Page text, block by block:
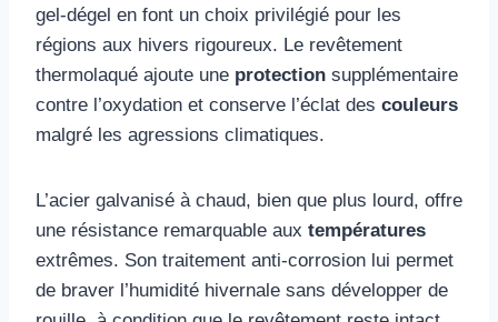
gel-dégel en font un choix privilégié pour les
régions aux hivers rigoureux. Le revêtement
thermolaqué ajoute une protection supplémentaire
contre l’oxydation et conserve l’éclat des couleurs
malgré les agressions climatiques.
L’acier galvanisé à chaud, bien que plus lourd, offre
une résistance remarquable aux températures
extrêmes. Son traitement anti-corrosion lui permet
de braver l’humidité hivernale sans développer de